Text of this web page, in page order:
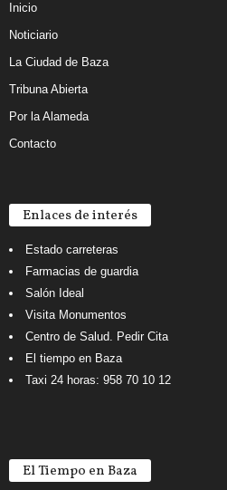
Inicio
Noticiario
La Ciudad de Baza
Tribuna Abierta
Por la Alameda
Contacto
Enlaces de interés
Estado carreteras
Farmacias de guardia
Salón Ideal
Visita Monumentos
Centro de Salud. Pedir Cita
El tiempo en Baza
Taxi 24 horas: 958 70 10 12
El Tiempo en Baza